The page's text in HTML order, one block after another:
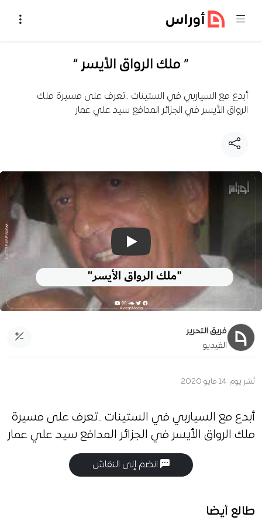
” ملك الرواق الأيسر “
أبدع مع السياربي في الستينات ..تعرف على مسيرة ملك
الرواق الأيسر في الجزائر المدافع سيد علي عمار
تشغيل فيديو: ” ملك الرواق الأيسر
فريق التحرير
الفيديو
نُشر يوم: 14 مايو 2020
أبدع مع السياربي في الستينات ..تعرف على مسيرة
ملك الرواق الأيسر في الجزائر المدافع سيد علي عمار
انضم إلى النقاش
طالع أيضا